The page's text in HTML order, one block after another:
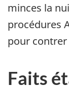
minces la
procédures
pour contrer
Faits